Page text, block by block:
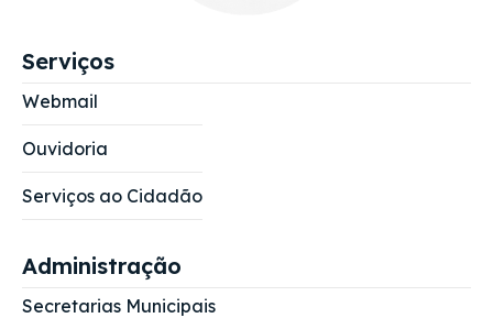
Serviços
Webmail
Ouvidoria
Serviços ao Cidadão
Administração
Secretarias Municipais